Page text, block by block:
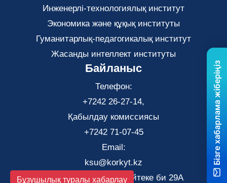
Инженерлі-технологиялық институт
Экономика және құқық институты
Гуманитарлық-педагогикалық институт
Жасанды интеллект институты
Байланыс
Телефон:
+7242 26-27-14,
Қабылдау комиссиясы
+7242 71-07-45
Email:
ksu@korkyt.kz
Қызылорда қаласы, Әйтеке би 29А
Бұзушылық туралы хабарлау
Бізге хабарлама жіберіңіз